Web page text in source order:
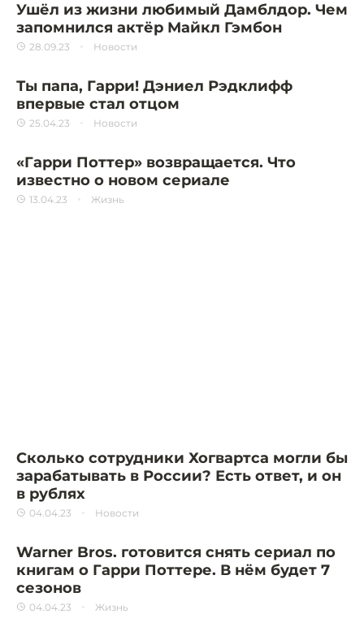
Ушёл из жизни любимый Дамблдор. Чем
запомнился актёр Майкл Гэмбон
28.09.23 Новости
Ты папа, Гарри! Дэниел Рэдклифф
впервые стал отцом
25.04.23 Новости
«Гарри Поттер» возвращается. Что
известно о новом сериале
13.04.23 Жизнь
Сколько сотрудники Хогвартса могли бы
зарабатывать в России? Есть ответ, и он
в рублях
04.04.23 Новости
Warner Bros. готовится снять сериал по
книгам о Гарри Поттере. В нём будет 7
сезонов
04.04.23 Жизнь